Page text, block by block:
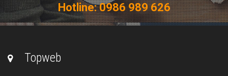
Hotline: 0986 989 626
Topweb